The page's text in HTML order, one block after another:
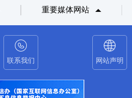
重要媒体网站
联系我们 网站声明